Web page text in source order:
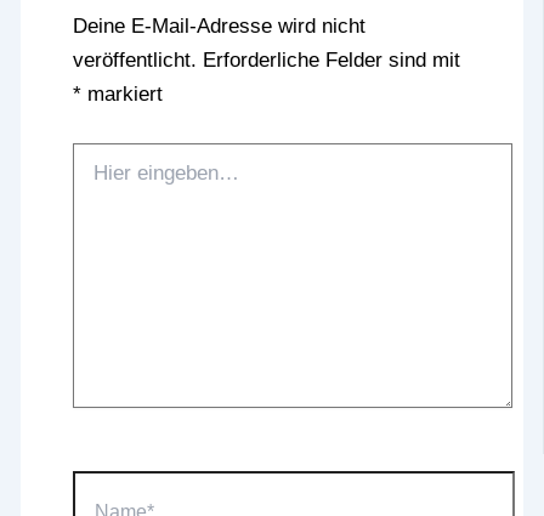
Deine E-Mail-Adresse wird nicht
veröffentlicht. Erforderliche Felder sind mit
*markiert
eingeben…